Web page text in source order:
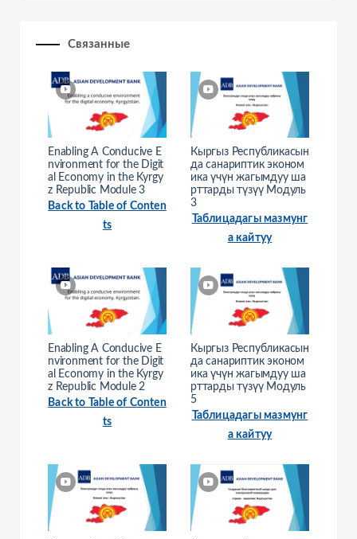
Связанные
Enabling A Conducive E
nvironment for the Digit
al Economy in the Kyrgy
z Republic Module 3
Back to Table of Conten
ts
Кыргыз Республикасын
да санариптик эконом
ика үчүн жагымдуу ша
рттарды түзүү Модуль
3
Таблицадагы мазмунг
а кайтуу
Enabling A Conducive E
nvironment for the Digit
al Economy in the Kyrgy
z Republic Module 2
Back to Table of Conten
ts
Кыргыз Республикасын
да санариптик эконом
ика үчүн жагымдуу ша
рттарды түзүү Модуль
5
Таблицадагы мазмунг
а кайтуу